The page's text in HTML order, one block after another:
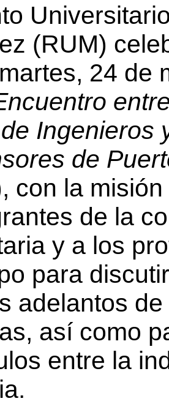
(RUM)
24 de
Ingenieros
de
con la
de la
y a los
para
adelantos
así como
entre la